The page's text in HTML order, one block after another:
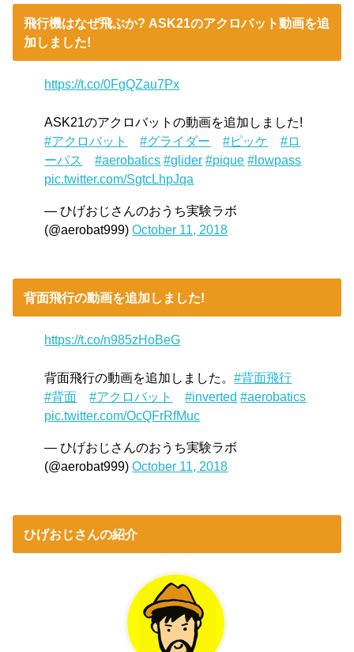
飛行機はなぜ飛ぶか? ASK21のアクロバット動画を追
加しました!
https://t.co/0FgQZau7Px
ASK21のアクロバットの動画を追加しました!
#アクロバット
#グライダー #ピッケ
#ロ
ーパス
#aerobatics #glider #pique #lowpass
pic.twitter.com/SgtcLhpJqa
— ひげおじさんのおうち実験ラボ
(@aerobat999)October 11, 2018
背面飛行の動画を追加しました!
https://t.co/n985zHoBeG
背面飛行の動画を追加しました。#背面飛行
#背面
#アクロバット #inverted #aerobatics
pic.twitter.com/OcQFrRfMuc
— ひげおじさんのおうち実験ラボ
(@aerobat999)October 11, 2018
ひげおじさんの紹介